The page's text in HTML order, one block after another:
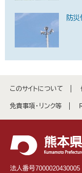
防災
このサイトについて
免責事項・リンク等
法人番号7000020430005